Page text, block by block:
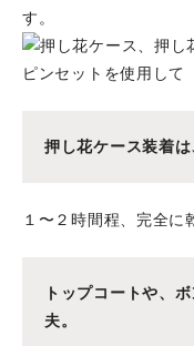
す。
押し花ケース装着
１〜２時間程、完全に
トップコートや、
夫。